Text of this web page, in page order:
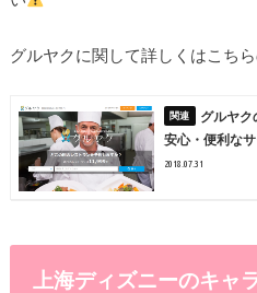
グルヤクに関して詳しくはこち
グルヤク
安心・便利な
2018.07.31
上海ディズニーのキャ